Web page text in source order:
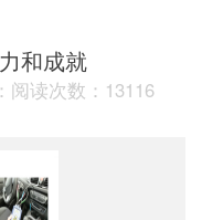
和成就
阅读次数：13116